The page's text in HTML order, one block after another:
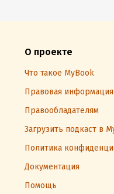
О проекте
Что такое MyBook
Правовая информация
Правообладателям
Загрузить подкаст в
Политика
Документация
Помощь